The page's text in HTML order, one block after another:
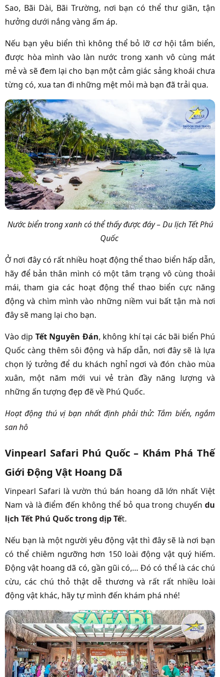
Sao, Bãi Dài, Bãi Trường, nơi bạn có thể thư giãn, tận
hưởng dưới nắng vàng ấm áp.
Nếu bạn yêu biển thì không thể bỏ lỡ cơ hội tắm biển,
được hòa mình vào làn nước trong xanh vô cùng mát
mẻ và sẽ đem lại cho bạn một cảm giác sảng khoái chưa
từng có, xua tan đi những mệt mỏi mà bạn đã trải qua.
Nước biển trong xanh có thể thấy được đáy – Du lịch Tết Phú
Quốc
Ở nơi đây có rất nhiều hoạt động thể thao biển hấp dẫn,
hãy để bản thân mình có một tâm trạng vô cùng thoải
mái, tham gia các hoạt động thể thao biển cực năng
động và chìm mình vào những niềm vui bất tận mà nơi
đây sẽ mang lại cho bạn.
Vào dịp Tết Nguyên Đán, không khí tại các bãi biển Phú
Quốc càng thêm sôi động và hấp dẫn, nơi đây sẽ là lựa
chọn lý tưởng để du khách nghỉ ngơi và đón chào mùa
xuân, một năm mới vui vẻ tràn đầy năng lượng và
những ấn tượng đẹp đẽ về Phú Quốc.
Hoạt động thú vị bạn nhất định phải thử: Tắm biển, ngắm
san hô
Vinpearl Safari Phú Quốc – Khám Phá Thế
Giới Động Vật Hoang Dã
Vinpearl Safari là vườn thú bán hoang dã lớn nhất Việt
Nam và là điểm đến không thể bỏ qua trong chuyếndu
lịch Tết Phú Quốc trong dịp Tết.
Nếu bạn là một người yêu động vật thì đây sẽ là nơi bạn
có thể chiêm ngưỡng hơn 150 loài động vật quý hiếm.
Động vật hoang dã có, gần gũi có,…Đó có thể là các chú
cừu, các chú thỏ thật dễ thương và rất rất nhiều loài
động vật khác, hãy tự mình đến khám phá nhé!